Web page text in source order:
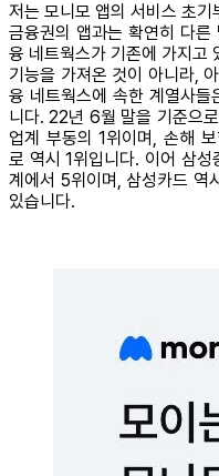
저는 모니모 앱의 서비스 초
금융권의 앱과는 확연히 다
융 네트웍스가 기존에 가지고
기능을 가져온 것이 아니라,
융 네트웍스에 속한 계열사
니다. 22년 6월 말을 기준으
업계 부동의 1위이며, 손해
로 역시 1위입니다. 이어 삼
계에서 5위이며, 삼성카드 역
있습니다.